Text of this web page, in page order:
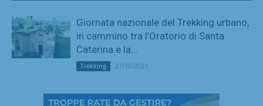
Giornata nazionale del Trekking urbano,
in cammino tra l’Oratorio di Santa
Caterina e la...
Trekking 27/10/2025